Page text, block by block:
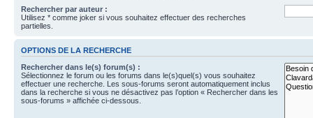
Rechercher par auteur :
Utilisez * comme joker si vous souhaitez effectuer des recherches
partielles.
OPTIONS DE LA RECHERCHE
Rechercher dans le(s) forum(s) :
Sélectionnez le forum ou les forums dans le(s)quel(s) vous souhaitez
effectuer une recherche. Les sous-forums seront automatiquement inclus
dans la recherche si vous ne désactivez pas l’option « Rechercher dans les
sous-forums » affichée ci-dessous.